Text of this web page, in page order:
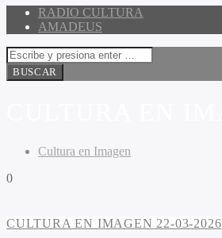
RADIO CULTURA
AMADEUS
Cultura en Imagen
0
CULTURA EN IMAGEN 22-03-2026